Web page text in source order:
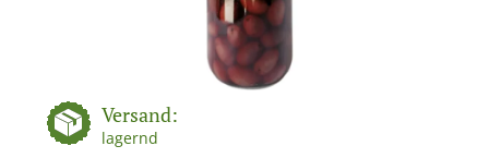
Versand:
lagernd